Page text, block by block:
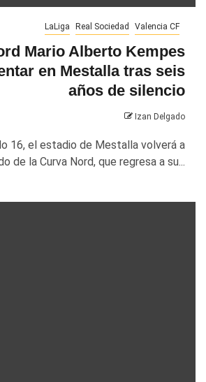
LaLiga Real Sociedad Valencia CF
Mario Alberto Kempes
en Mestalla tras seis
años de silencio
Izan Delgado
16, el estadio de Mestalla volverá a
de la Curva Nord, que regresa a su...